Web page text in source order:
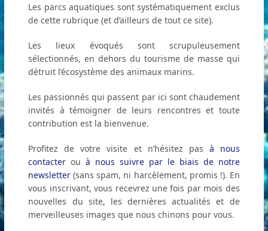
Les parcs aquatiques sont systématiquement exclus
de cette rubrique (et d’ailleurs de tout ce site).
Les lieux évoqués sont scrupuleusement
sélectionnés, en dehors du tourisme de masse qui
détruit l’écosystème des animaux marins.
Les passionnés qui passent par ici sont chaudement
invités à témoigner de leurs rencontres et toute
contribution est la bienvenue.
Profitez de votre visite et n’hésitez pas à nous
contacter ouà nous suivre par le biais de notre
newsletter (sans spam, ni harcèlement, promis !). En
vous inscrivant, vous recevrez une fois par mois des
nouvelles du site, les dernières actualités et de
merveilleuses images que nous chinons pour vous.